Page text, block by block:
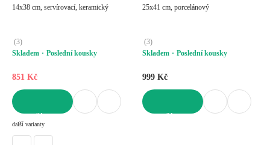
14x38 cm, servírovací, keramický
(3)
Skladem
Poslední kousky
851 Kč
další varianty
25x41 cm, porcelánový
(3)
Skladem
Poslední kousky
999 Kč